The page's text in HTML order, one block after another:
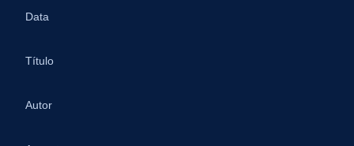
Data
Título
Autor